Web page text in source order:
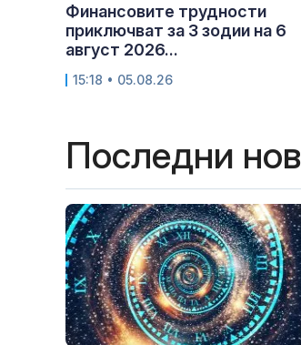
Финансовите трудности
приключват за 3 зодии на 6
август 2026...
15:18 • 05.08.26
Последни